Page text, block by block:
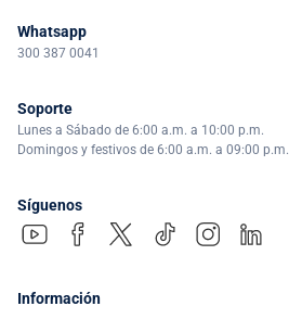
Whatsapp
300 387 0041
Soporte
Lunes a Sábado de 6:00 a.m. a 10:00 p.m.
Domingos y festivos de 6:00 a.m. a 09:00 p.m.
Síguenos
Información